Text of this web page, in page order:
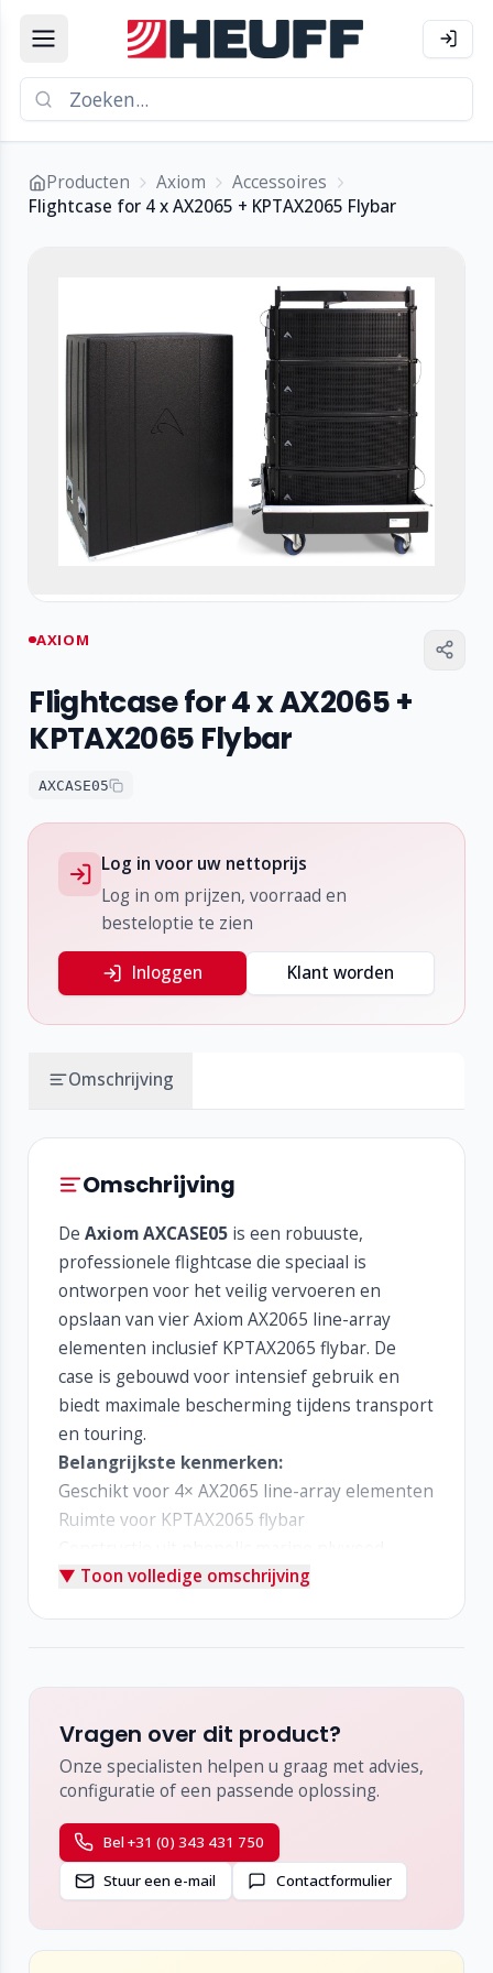
Producten Axiom
Accessoires
Flightcase for 4 x AX2065 + KPTAX2065 Flybar
AXIOM
Flightcase for 4 x AX2065 +
KPTAX2065 Flybar
AXCASE05
Log in voor uw nettoprijs
Log in om prijzen, voorraad en
besteloptie te zien
Inloggen Klant worden
Omschrijving
Omschrijving
De Axiom AXCASE05is een robuuste,
professionele flightcase die speciaal is
ontworpen voor het veilig vervoeren en
opslaan van vier Axiom AX2065 line-array
elementen inclusief KPTAX2065 flybar. De
case is gebouwd voor intensief gebruik en
biedt maximale bescherming tijdens transport
en touring.
Belangrijkste kenmerken:
Geschikt voor 4× AX2065 line-array elementen
Ruimte voor KPTAX2065 flybar
Water- en krasbestendige afwerking
▼ Toon volledige omschrijving
Vragen over dit product?
Onze specialisten helpen u graag met advies,
configuratie of een passende oplossing.
Bel +31 (0) 343 431 750
Stuur een e-mail
Contactformulier